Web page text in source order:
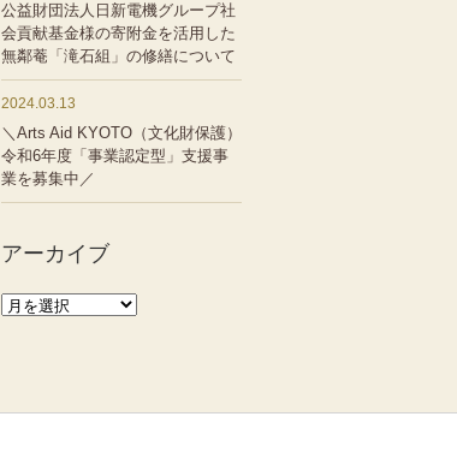
公益財団法人日新電機グループ社
会貢献基金様の寄附金を活用した
無鄰菴「滝石組」の修繕について
2024.03.13
＼Arts Aid KYOTO（文化財保護）
令和6年度「事業認定型」支援事
業を募集中／
アーカイブ